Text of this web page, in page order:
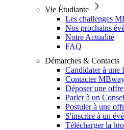
Vie Étudiante
Les challenges
Nos prochains
Notre Actualité
FAQ
Démarches & Contacts
Candidater à une
Contacter
Déposer une
Parler à un
Postuler à une
S'inscrire à un
Télécharger la